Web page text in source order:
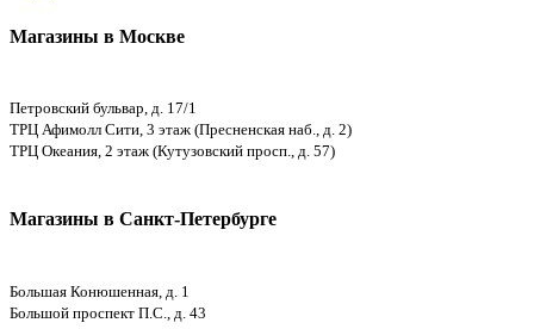
Магазины в Москве
Петровский бульвар, д. 17/1
ТРЦ Афимолл Сити, 3 этаж (Пресненская наб., д. 2)
ТРЦ Океания, 2 этаж (Кутузовский просп., д. 57)
Магазины в Санкт-Петербурге
Большая Конюшенная, д. 1
Большой проспект П.С., д. 43